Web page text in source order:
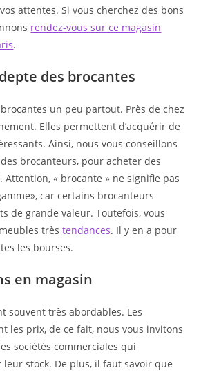
attentes. Si vous cherchez des bons
rendez-vous sur ce magasin
.
des brocantes
un peu partout. Près de chez
Elles permettent d’acquérir de
Ainsi, nous vous conseillons
brocanteurs, pour acheter des
« brocante » ne signifie pas
car certains brocanteurs
de grande valeur. Toutefois, vous
trèstendances. Il y en a pour
les bourses.
en magasin
souvent très abordables. Les
les prix, de ce fait, nous vous invitons
sociétés commerciales qui
stock. De plus, il faut savoir que